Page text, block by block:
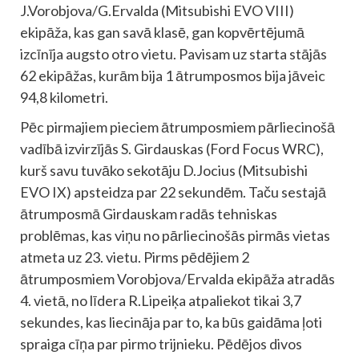
J.Vorobjova/G.Ervalda (Mitsubishi EVO VIII)
ekipāža, kas gan savā klasē, gan kopvērtējumā
izcīnīja augsto otro vietu. Pavisam uz starta stājās
62 ekipāžas, kurām bija 1 ātrumposmos bija jāveic
94,8 kilometri.
Pēc pirmajiem pieciem ātrumposmiem pārliecinošā
vadībā izvirzījās S. Girdauskas (Ford Focus WRC),
kurš savu tuvāko sekotāju D.Jocius (Mitsubishi
EVO IX) apsteidza par 22 sekundēm. Taču sestajā
ātrumposmā Girdauskam radās tehniskas
problēmas, kas viņu no pārliecinošās pirmās vietas
atmeta uz 23. vietu. Pirms pēdējiem 2
ātrumposmiem Vorobjova/Ervalda ekipāža atradās
4. vietā, no līdera R.Lipeiķa atpaliekot tikai 3,7
sekundes, kas liecināja par to, ka būs gaidāma ļoti
spraiga cīņa par pirmo trijnieku. Pēdējos divos